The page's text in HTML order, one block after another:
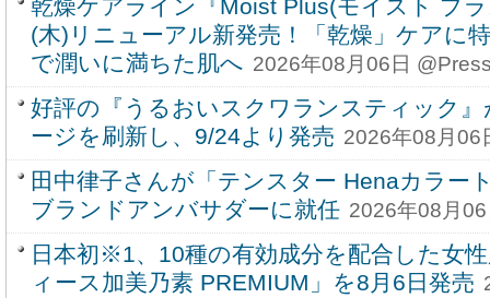
乾燥ケアライン『Moist Plus(モイスト プ
(木)リニューアル新発売！「乾燥」ケアに
で潤いに満ちた肌へ 2026年08月06日
好評の『うるおいスクワランスティック
ージを刷新し、9/24より発売 2026年08月06
田中律子さんが「テンスター Henaカラ
ブランドアンバサダーに就任 2026年08月
日本初※1、10種の有効成分を配合した女
ィース加美乃素 PREMIUM」を8月6日発売